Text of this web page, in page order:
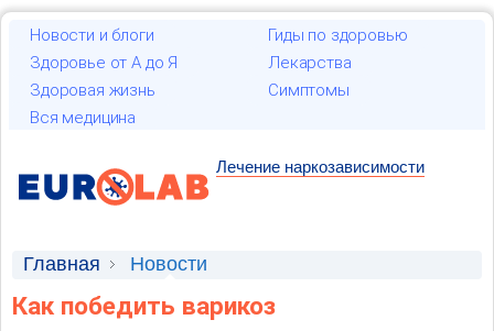
Новости и блоги
Гиды по здоровью
Здоровье от А до Я
Лекарства
Здоровая жизнь
Симптомы
Вся медицина
Лечение наркозависимости
Главная Новости
Как победить варикоз